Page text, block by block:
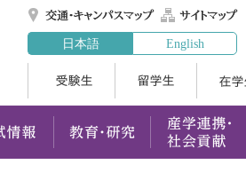
日本語
English
入試情報